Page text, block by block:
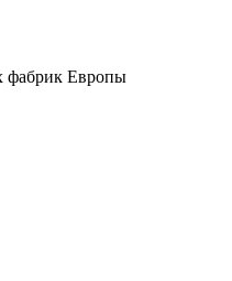
фабрик Европы